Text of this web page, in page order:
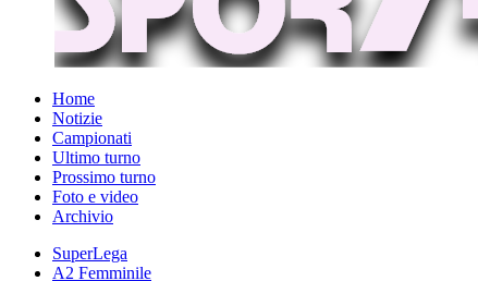
Home
Notizie
Campionati
Ultimo turno
Prossimo turno
Foto e video
Archivio
SuperLega
A2 Femminile